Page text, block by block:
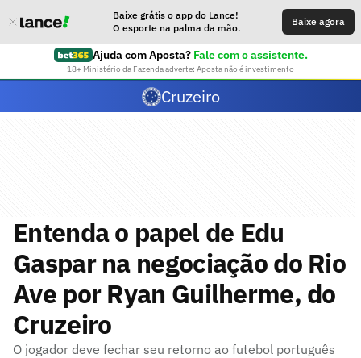
Baixe grátis o app do Lance!
O esporte na palma da mão.
Baixe agora
Ajuda com Aposta? Fale com o assistente.
18+ Ministério da Fazenda adverte: Aposta não é investimento
Cruzeiro
Entenda o papel de Edu
Gaspar na negociação do Rio
Ave por Ryan Guilherme, do
Cruzeiro
O jogador deve fechar seu retorno ao futebol português